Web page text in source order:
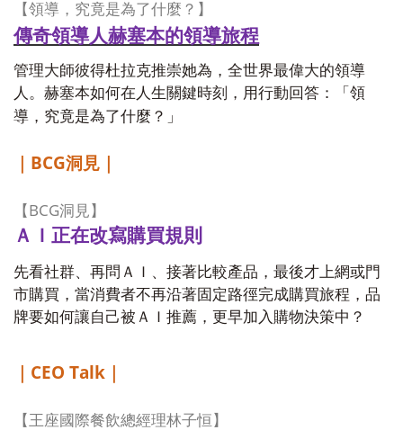
【領導，究竟是為了什麼？】
傳奇領導人赫塞本的領導旅程
管理大師彼得杜拉克推崇她為，全世界最偉大的領導
人。赫塞本如何在人生關鍵時刻，用行動回答：「領
導，究竟是為了什麼？」
BCG洞見｜
【 BCG洞見】
ＡＩ正在改寫購買規則
先看社群、再問ＡＩ、接著比較產品，最後才上網或門
市購買，當消費者不再沿著固定路徑完成購買旅程，品
牌要如何讓自己被ＡＩ推薦，更早加入購物決策中？
CEO Talk
【王座國際餐飲總經理林子恒】